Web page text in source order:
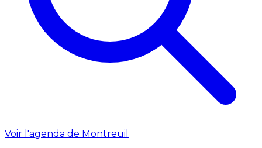
Voir l'agenda de Montreuil